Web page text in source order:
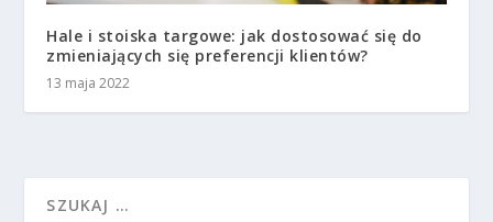
Hale i stoiska targowe: jak dostosować się do
zmieniających się preferencji klientów?
13 maja 2022